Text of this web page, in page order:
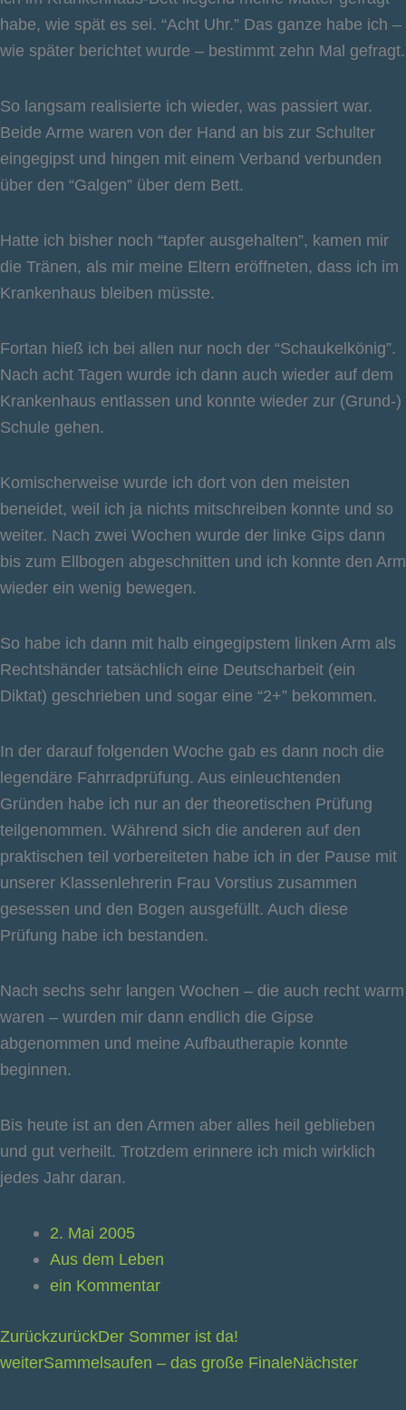
habe, wie spät es sei. “Acht Uhr.” Das ganze habe ich –
wie später berichtet wurde – bestimmt zehn Mal gefragt.
So langsam realisierte ich wieder, was passiert war.
Beide Arme waren von der Hand an bis zur Schulter
eingegipst und hingen mit einem Verband verbunden
über den “Galgen” über dem Bett.
Hatte ich bisher noch “tapfer ausgehalten”, kamen mir
die Tränen, als mir meine Eltern eröffneten, dass ich im
Krankenhaus bleiben müsste.
Fortan hieß ich bei allen nur noch der “Schaukelkönig”.
Nach acht Tagen wurde ich dann auch wieder auf dem
Krankenhaus entlassen und konnte wieder zur (Grund-)
Schule gehen.
Komischerweise wurde ich dort von den meisten
beneidet, weil ich ja nichts mitschreiben konnte und so
weiter. Nach zwei Wochen wurde der linke Gips dann
bis zum Ellbogen abgeschnitten und ich konnte den Arm
wieder ein wenig bewegen.
So habe ich dann mit halb eingegipstem linken Arm als
Rechtshänder tatsächlich eine Deutscharbeit (ein
Diktat) geschrieben und sogar eine “2+” bekommen.
In der darauf folgenden Woche gab es dann noch die
legendäre Fahrradprüfung. Aus einleuchtenden
Gründen habe ich nur an der theoretischen Prüfung
teilgenommen. Während sich die anderen auf den
praktischen teil vorbereiteten habe ich in der Pause mit
unserer Klassenlehrerin Frau Vorstius zusammen
gesessen und den Bogen ausgefüllt. Auch diese
Prüfung habe ich bestanden.
Nach sechs sehr langen Wochen – die auch recht warm
waren – wurden mir dann endlich die Gipse
abgenommen und meine Aufbautherapie konnte
beginnen.
Bis heute ist an den Armen aber alles heil geblieben
und gut verheilt. Trotzdem erinnere ich mich wirklich
jedes Jahr daran.
2. Mai 2005
Aus dem Leben
ein Kommentar
ZurückzurückDer Sommer ist da!
weiterSammelsaufen – das große FinaleNächster